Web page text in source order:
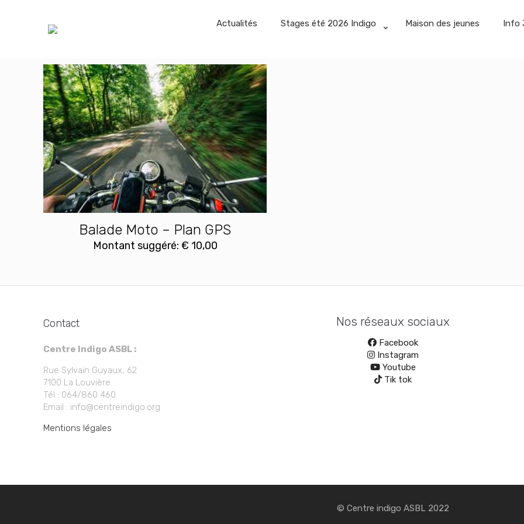
Actualités Stages été 2026 Indigo Maison des jeunes Info
Balade Moto – Plan GPS
Montant suggéré: € 10,00
Contact
Centre Indigo ASBL :
Rue Sylvain Guyaux, 62
7100 La Louvière
Tél : 064/860 460
Email : info@centreindigo.org
Mentions légales
Nos réseaux sociaux
Facebook
Instagram
Youtube
Tik tok
© Centre indigo ASBL 2022